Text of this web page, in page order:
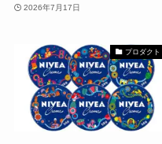
2026年7月17日
プロダクト